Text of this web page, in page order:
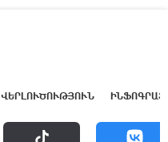
ՎԵՐԼՈՒԾՈՒԹՅՈՒՆ